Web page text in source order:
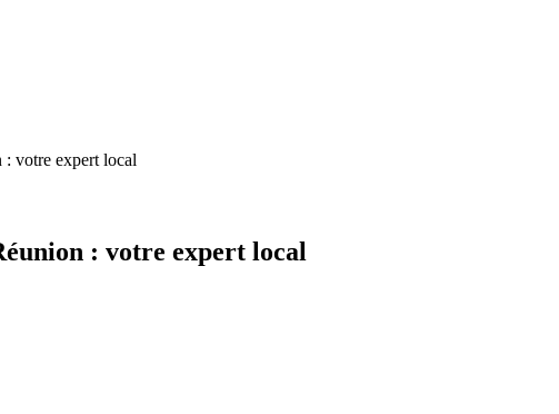
: votre expert local
: votre expert local